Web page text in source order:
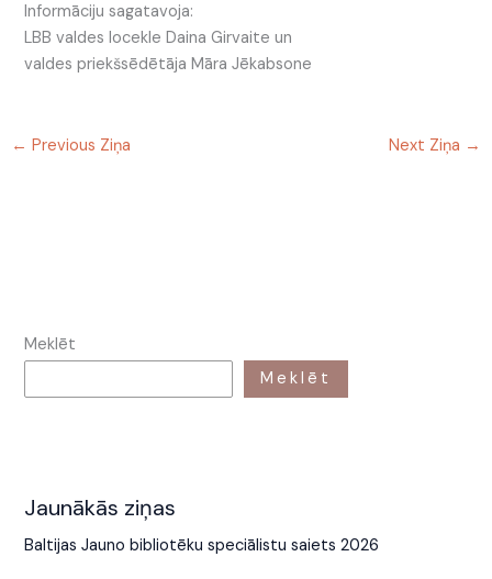
Informāciju sagatavoja:
LBB valdes locekle Daina Girvaite un
valdes priekšsēdētāja Māra Jēkabsone
← Previous Ziņa Next Ziņa →
Meklēt
Meklēt
Jaunākās ziņas
Baltijas Jauno bibliotēku speciālistu saiets 2026